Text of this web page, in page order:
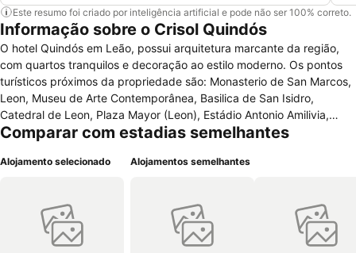
Este resumo foi criado por inteligência artificial e pode não ser 100% correto.
Informação sobre o Crisol Quindós
O hotel Quindós em Leão, possui arquitetura marcante da região,
com quartos tranquilos e decoração ao estilo moderno. Os pontos
turísticos próximos da propriedade são: Monasterio de San Marcos,
Leon, Museu de Arte Contemporânea, Basilica de San Isidro,
Catedral de Leon, Plaza Mayor (Leon), Estádio Antonio Amilivia,
Leon Arena e muito mais. O aeroporto mais próximo do hotel é o
geral, serviços como: controlador de temperatura, acesso à internet
fio à Internet, serviço de quarto(horário limitado), ar condicionado,
mesa de escritório, serviço de TV a cabo, telefone e janelas com
Comparar com estadias semelhantes
Alojamento selecionado Alojamentos semelhantes